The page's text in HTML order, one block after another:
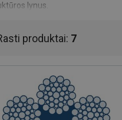
lynus.
produktai: 7